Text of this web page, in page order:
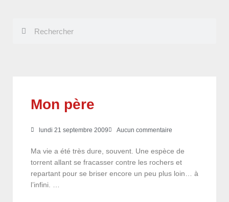
Mon père
lundi 21 septembre 2009 Aucun commentaire
Ma vie a été très dure, souvent. Une espèce de
torrent allant se fracasser contre les rochers et
repartant pour se briser encore un peu plus loin… à
l’infini. …